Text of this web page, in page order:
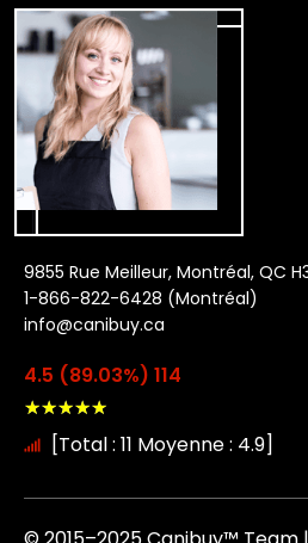
9855 Rue Meilleur, Montréal, QC
1-866-822-6428 (Montréal)
info@canibuy.ca
4.5 (89.03%) 114
★★★★★
[Total : 11 Moyenne : 4.9]